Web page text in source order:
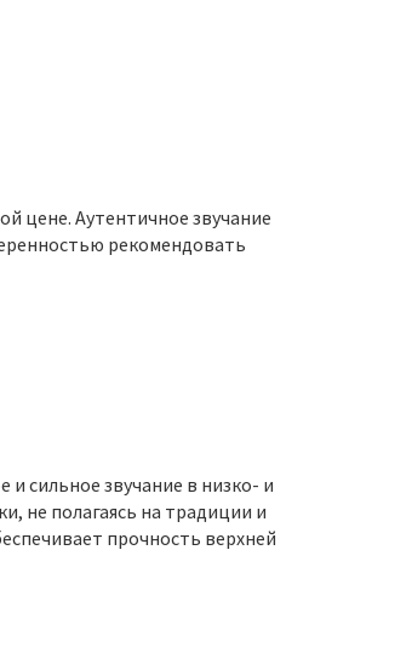
цене. Аутентичное звучание
рекомендовать
и сильное звучание в низко- и
не полагаясь на традиции и
прочность верхней